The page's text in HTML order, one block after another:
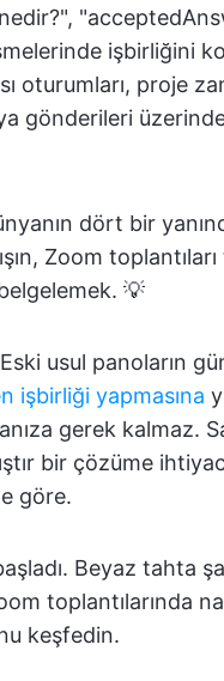
işbirliğini
oturumları, proje
gönderileri
dört bir
Zoom toplantıları
💡
usul panoların
işbirliği yapmasına
gerek kalmaz.
bir çözüme
göre.
Beyaz tahta
toplantılarında
keşfedin.